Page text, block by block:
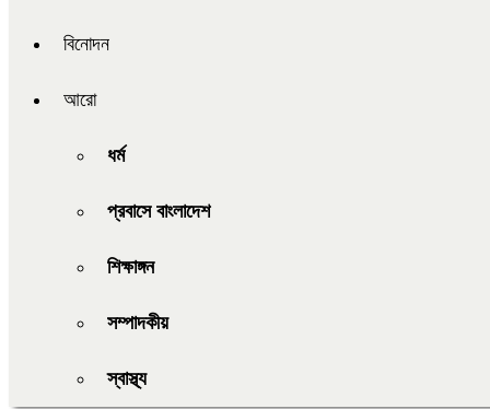
বিনোদন
আরো
ধর্ম
প্রবাসে বাংলাদেশ
শিক্ষাঙ্গন
সম্পাদকীয়
স্বাস্থ্য